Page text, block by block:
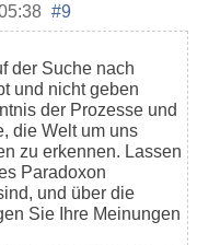
#9
der Suche nach
und nicht geben
der Prozesse und
die Welt um uns
zu erkennen. Lassen
Paradoxon
und über die
Sie Ihre Meinungen